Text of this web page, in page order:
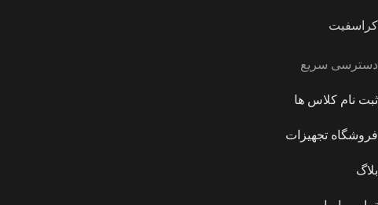
کراسفیت
دسترسی سریع
ثبت نام کلاس ها
فروشگاه تجهیزات
بلاگ